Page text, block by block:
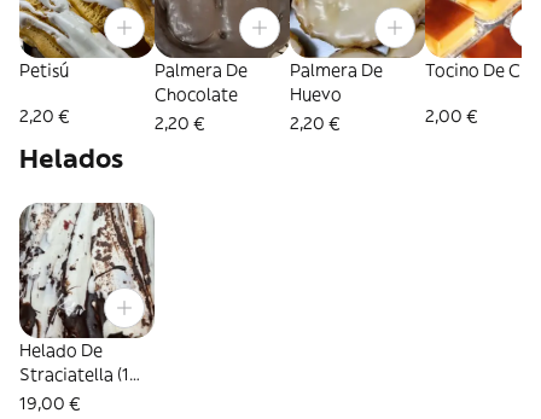
Petisú
2,20 €
Palmera De
Chocolate
2,20 €
Palmera De
Huevo
2,20 €
Tocino De
2,00 €
Helados
Helado De
Straciatella (1
Lt.)
19,00 €